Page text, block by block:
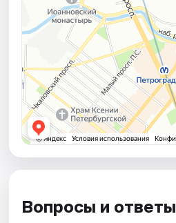
Вопросы и ответы